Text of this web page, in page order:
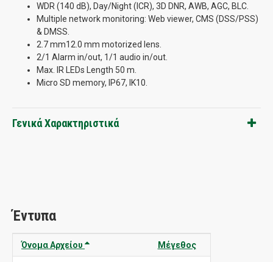
WDR (140 dB), Day/Night (ICR), 3D DNR, AWB, AGC, BLC.
Multiple network monitoring: Web viewer, CMS (DSS/PSS)
& DMSS.
2.7 mm12.0 mm motorized lens.
2/1 Alarm in/out, 1/1 audio in/out.
Max. IR LEDs Length 50 m.
Micro SD memory, IP67, IK10.
Γενικά Χαρακτηριστικά
Έντυπα
Όνομα Αρχείου Μέγεθος